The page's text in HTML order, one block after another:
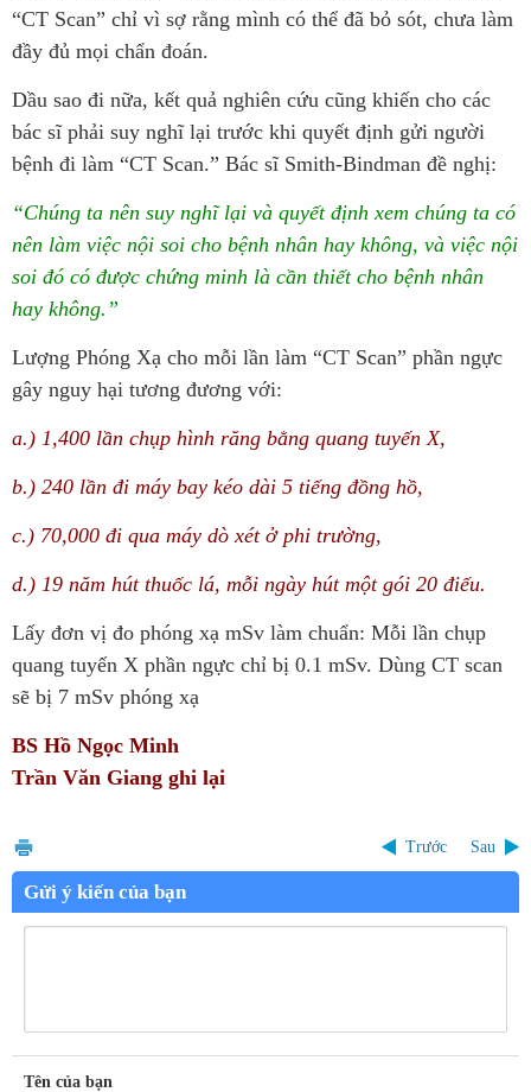
“CT Scan” chỉ vì sợ rằng mình có thể đã bỏ sót, chưa làm
đầy đủ mọi chẩn đoán.
Dầu sao đi nữa, kết quả nghiên cứu cũng khiến cho các
bác sĩ phải suy nghĩ lại trước khi quyết định gửi người
bệnh đi làm “CT Scan.” Bác sĩ Smith-Bindman đề nghị:
“Chúng ta nên suy nghĩ lại và quyết định xem chúng ta có
nên làm việc nội soi cho bệnh nhân hay không, và việc nội
soi đó có được chứng minh là cần thiết cho bệnh nhân
hay không.”
Lượng Phóng Xạ cho mỗi lần làm “CT Scan” phần ngực
gây nguy hại tương đương với:
a.) 1,400 lần chụp hình răng bằng quang tuyến X,
b.) 240 lần đi máy bay kéo dài 5 tiếng đồng hồ,
c.) 70,000 đi qua máy dò xét ở phi trường,
d.) 19 năm hút thuốc lá, mỗi ngày hút một gói 20 điếu.
Lấy đơn vị đo phóng xạ mSv làm chuẩn: Mỗi lần chụp
quang tuyến X phần ngực chỉ bị 0.1 mSv. Dùng CT scan
sẽ bị 7 mSv phóng xạ
BS Hồ Ngọc Minh
Trần Văn Giang ghi lại
Trước Sau
Gửi ý kiến của bạn
Tên của bạn